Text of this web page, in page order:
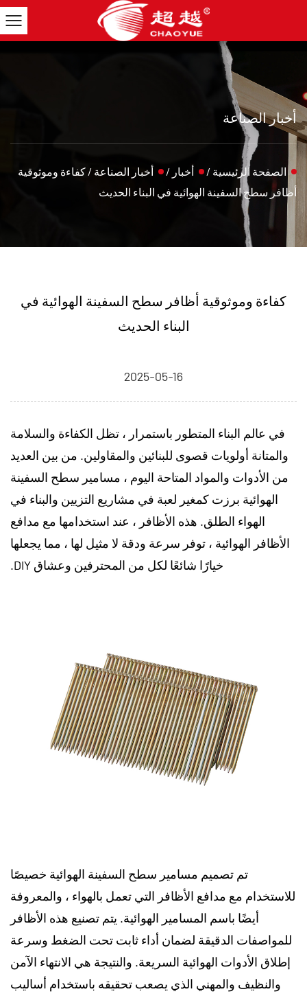
أخبار الصناعة
الصفحة الرئيسية / أخبار / أخبار الصناعة / كفاءة وموثوقية
أظافر سطح السفينة الهوائية في البناء الحديث
كفاءة وموثوقية أظافر سطح السفينة الهوائية في
البناء الحديث
2025-05-16
في عالم البناء المتطور باستمرار ، تظل الكفاءة والسلامة
والمتانة أولويات قصوى للبنائين والمقاولين. من بين العديد
من الأدوات والمواد المتاحة اليوم ، مسامير سطح السفينة
الهوائية برزت كمغير لعبة في مشاريع التزيين والبناء في
الهواء الطلق. هذه الأظافر ، عند استخدامها مع مدافع
الأظافر الهوائية ، توفر سرعة ودقة لا مثيل لها ، مما يجعلها
خيارًا شائعًا لكل من المحترفين وعشاق DIY.
تم تصميم مسامير سطح السفينة الهوائية خصيصًا
للاستخدام مع مدافع الأظافر التي تعمل بالهواء ، والمعروفة
أيضًا باسم المسامير الهوائية. يتم تصنيع هذه الأظافر
للمواصفات الدقيقة لضمان أداء ثابت تحت الضغط وسرعة
إطلاق الأدوات الهوائية السريعة. والنتيجة هي الانتهاء الآمن
والنظيف والمهني الذي يصعب تحقيقه باستخدام أساليب